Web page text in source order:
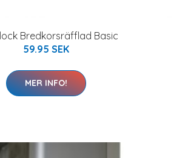
Bredkorsräfflad Basic
59.95 SEK
MER INFO!